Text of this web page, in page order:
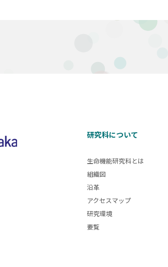
研究科について
生命機能研究科とは
組織図
沿革
アクセスマップ
研究環境
要覧